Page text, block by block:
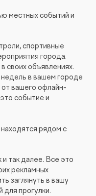
местных событий и
спортивные
города.
своих объявлениях.
в вашем городе
вашего офлайн-
событие и
рядом с
так далее. Все это
рекламных
заглянуть в вашу
для прогулки.